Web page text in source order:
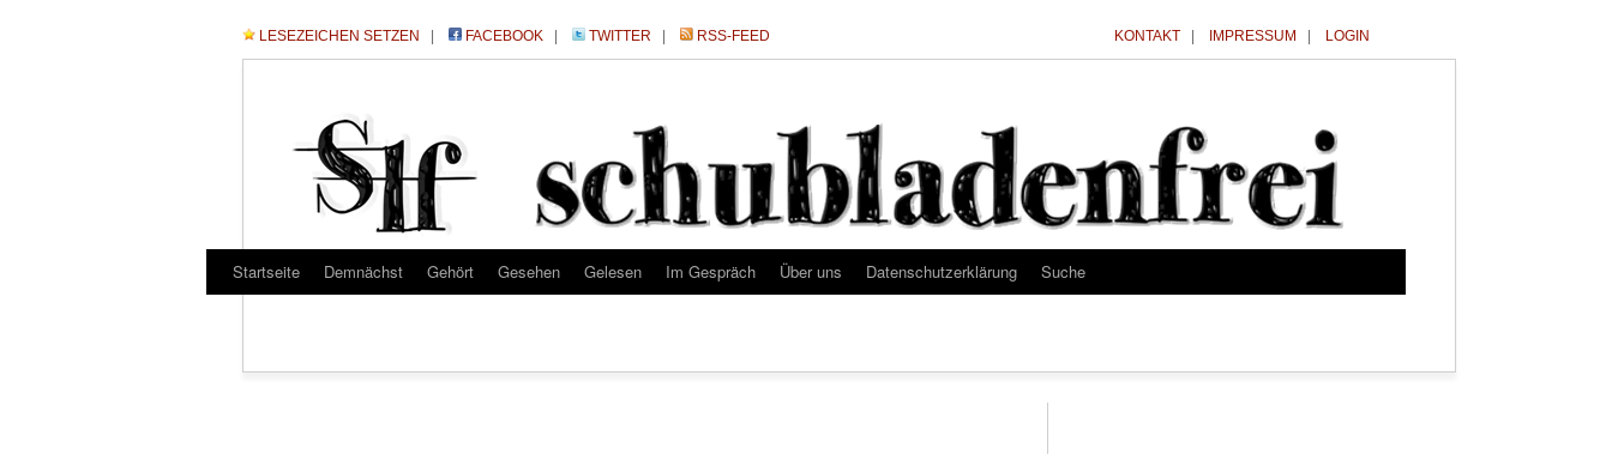
LESEZEICHEN SETZEN FACEBOOK TWITTER RSS-FEED KONTAKT IMPRESSUM LOGIN
Startseite Demnächst Gehört Gesehen Gelesen Im Gespräch Über uns Datenschutzerklärung Suche